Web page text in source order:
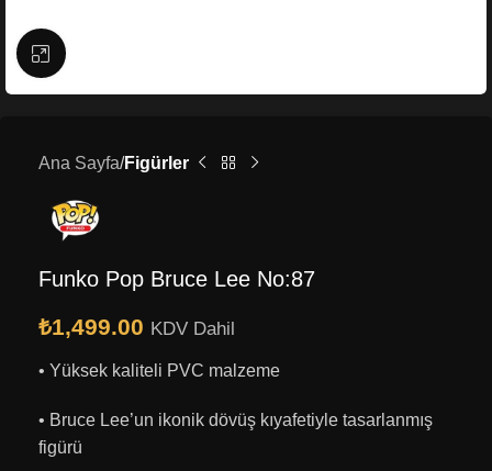
Büyütmek için tıklayın
Ana Sayfa Figürler
Funko Pop Bruce Lee No:87
₺1,499.00 KDV Dahil
• Yüksek kaliteli PVC malzeme
• Bruce Lee’un ikonik dövüş kıyafetiyle tasarlanmış
figürü